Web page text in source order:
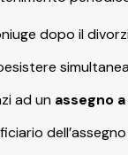
dopo il
ad un assegno